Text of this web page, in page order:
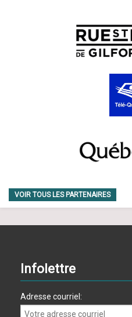
VOIR TOUS LES PARTENAIRES
Infolettre
Adresse courriel: